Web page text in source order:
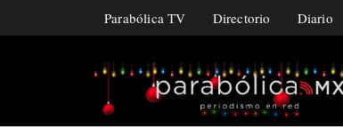
Parabólica TV Directorio Diario